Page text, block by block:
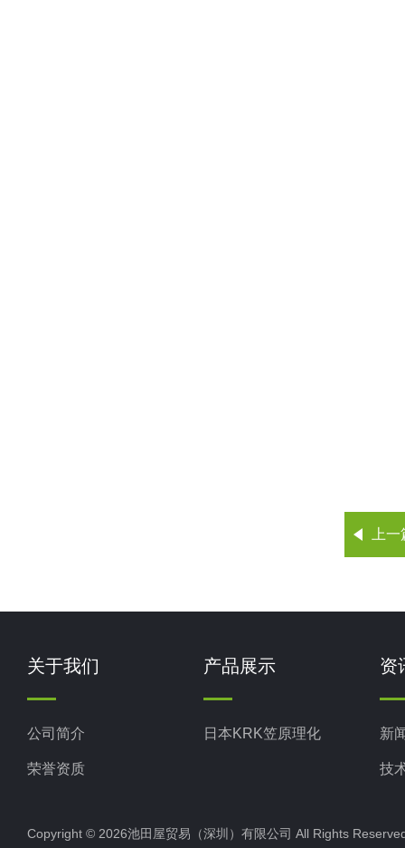
上
关于我们
公司简介
荣誉资质
产品展示
日本KRK笠原理化
资
新
技
Copyright © 2026池田屋贸易（深圳）有限公司 All Rights